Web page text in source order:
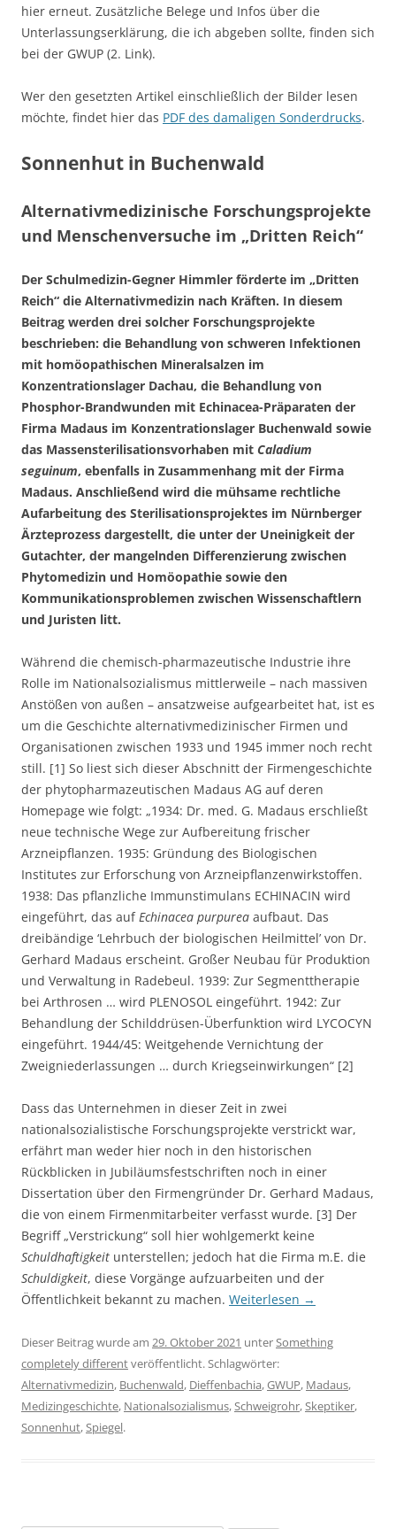
hier erneut. Zusätzliche Belege und Infos über die
Unterlassungserklärung, die ich abgeben sollte, finden sich
bei der GWUP (2. Link).
Wer den gesetzten Artikel einschließlich der Bilder lesen
möchte, findet hier das PDF des damaligen Sonderdrucks.
Sonnenhut in Buchenwald
Alternativmedizinische Forschungsprojekte
und Menschenversuche im „Dritten Reich“
Der Schulmedizin-Gegner Himmler förderte im „Dritten
Reich“ die Alternativmedizin nach Kräften. In diesem
Beitrag werden drei solcher Forschungsprojekte
beschrieben: die Behandlung von schweren Infektionen
mit homöopathischen Mineralsalzen im
Konzentrationslager Dachau, die Behandlung von
Phosphor-Brandwunden mit Echinacea-Präparaten der
Firma Madaus im Konzentrationslager Buchenwald sowie
das Massensterilisationsvorhaben mit Caladium
seguinum, ebenfalls in Zusammenhang mit der Firma
Madaus. Anschließend wird die mühsame rechtliche
Aufarbeitung des Sterilisationsprojektes im Nürnberger
Ärzteprozess dargestellt, die unter der Uneinigkeit der
Gutachter, der mangelnden Differenzierung zwischen
Phytomedizin und Homöopathie sowie den
Kommunikationsproblemen zwischen Wissenschaftlern
und Juristen litt.
Während die chemisch-pharmazeutische Industrie ihre
Rolle im Nationalsozialismus mittlerweile – nach massiven
Anstößen von außen – ansatzweise aufgearbeitet hat, ist es
um die Geschichte alternativmedizinischer Firmen und
Organisationen zwischen 1933 und 1945 immer noch recht
still. [1] So liest sich dieser Abschnitt der Firmengeschichte
der phytopharmazeutischen Madaus AG auf deren
Homepage wie folgt: „1934: Dr. med. G. Madaus erschließt
neue technische Wege zur Aufbereitung frischer
Arzneipflanzen. 1935: Gründung des Biologischen
Institutes zur Erforschung von Arzneipflanzenwirkstoffen.
1938: Das pflanzliche Immunstimulans ECHINACIN wird
eingeführt, das aufEchinacea purpurea aufbaut. Das
dreibändige ‘Lehrbuch der biologischen Heilmittel’ von Dr.
Gerhard Madaus erscheint. Großer Neubau für Produktion
und Verwaltung in Radebeul. 1939: Zur Segmenttherapie
bei Arthrosen … wird PLENOSOL eingeführt. 1942: Zur
Behandlung der Schilddrüsen-Überfunktion wird LYCOCYN
eingeführt. 1944/45: Weitgehende Vernichtung der
Zweigniederlassungen … durch Kriegseinwirkungen“ [2]
Dass das Unternehmen in dieser Zeit in zwei
nationalsozialistische Forschungsprojekte verstrickt war,
erfährt man weder hier noch in den historischen
Rückblicken in Jubiläumsfestschriften noch in einer
Dissertation über den Firmengründer Dr. Gerhard Madaus,
die von einem Firmenmitarbeiter verfasst wurde. [3] Der
Begriff „Verstrickung“ soll hier wohlgemerkt keine
Schuldhaftigkeit unterstellen; jedoch hat die Firma m.E. die
Schuldigkeit, diese Vorgänge aufzuarbeiten und der
Öffentlichkeit bekannt zu machen. Weiterlesen →
Dieser Beitrag wurde am 29. Oktober 2021 unterSomething
completely differentveröffentlicht. Schlagwörter:
Alternativmedizin, Buchenwald, Dieffenbachia,GWUP, Madaus,
Medizingeschichte, Nationalsozialismus,Schweigrohr,Skeptiker,
Sonnenhut,Spiegel.